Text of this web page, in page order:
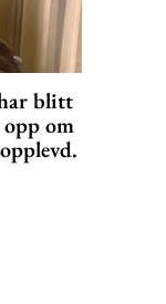
blitt
om